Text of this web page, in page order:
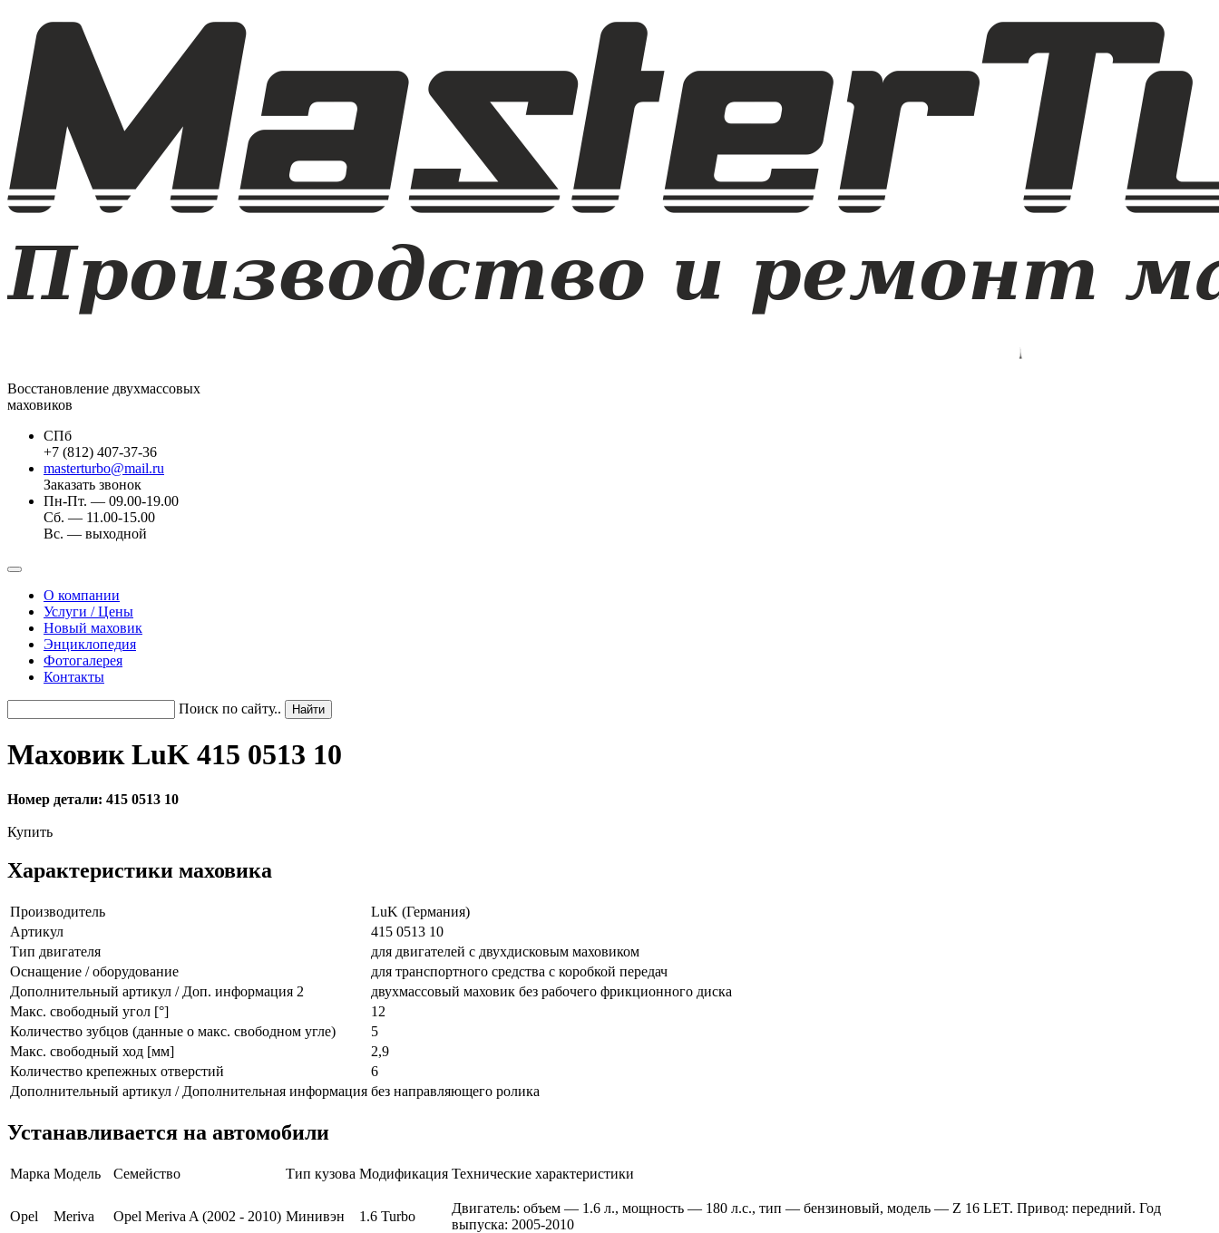
Восстановление двухмассовых
маховиков
СПб
+7 (812) 407-37-36
masterturbo@mail.ru
Заказать звонок
Пн-Пт. — 09.00-19.00
Сб. — 11.00-15.00
Вс. — выходной
О компании
Услуги / Цены
Новый маховик
Энциклопедия
Фотогалерея
Контакты
Поиск по сайту..
Маховик LuK 415 0513 10
Номер детали: 415 0513 10
Купить
Характеристики маховика
Производитель
LuK (Германия)
Артикул
415 0513 10
Тип двигателя
для двигателей с двухдисковым маховиком
Оснащение / оборудование
для транспортного средства с коробкой передач
Дополнительный артикул / Доп. информация 2
двухмассовый маховик без рабочего фрикционного диска
Макс. свободный угол [°]
12
Количество зубцов (данные о макс. свободном угле)
5
Макс. свободный ход [мм]
2,9
Количество крепежных отверстий
6
Дополнительный артикул / Дополнительная информация без направляющего ролика
Устанавливается на автомобили
Марка Модель Семейство Тип кузова Модификация Технические характеристики
Opel Meriva Opel Meriva A (2002 - 2010) Минивэн 1.6 Turbo
Двигатель: объем — 1.6 л., мощность — 180 л.с., тип — бензиновый, модель — Z 16 LET. Привод: передний. Год
выпуска: 2005-2010